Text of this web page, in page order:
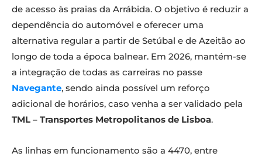
de acesso às praias da Arrábida. O objetivo é reduzir a
dependência do automóvel e oferecer uma
alternativa regular a partir de Setúbal e de Azeitão ao
longo de toda a época balnear. Em 2026, mantém-se
a integração de todas as carreiras no passe
Navegante, sendo ainda possível um reforço
adicional de horários, caso venha a ser validado pela
TML – Transportes Metropolitanos de Lisboa.
As linhas em funcionamento são a 4470, entre